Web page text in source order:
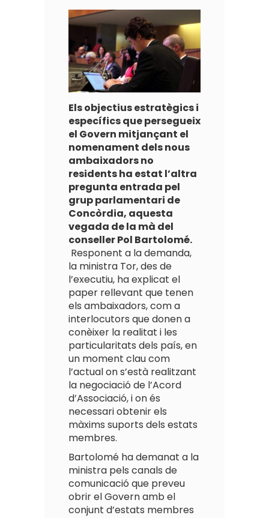
Els objectius estratègics i
específics que persegueix
el Govern mitjançant el
nomenament dels nous
ambaixadors no
residents ha estat l’altra
pregunta entrada pel
grup parlamentari de
Concòrdia, aquesta
vegada de la mà del
conseller Pol Bartolomé.
Responent a la demanda,
la ministra Tor, des de
l’executiu, ha explicat el
paper rellevant que tenen
els ambaixadors, com a
interlocutors que donen a
conèixer la realitat i les
particularitats dels país, en
un moment clau com
l’actual on s’està realitzant
la negociació de l’Acord
d’Associació, i on és
necessari obtenir els
màxims suports dels estats
membres.
Bartolomé ha demanat a la
ministra pels canals de
comunicació que preveu
obrir el Govern amb el
conjunt d’estats membres